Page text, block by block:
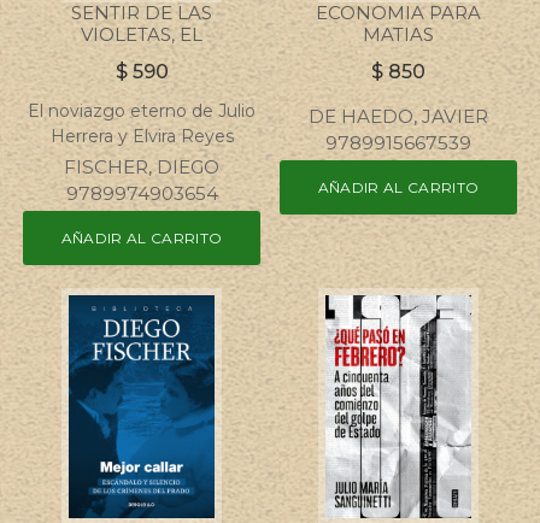
SENTIR DE LAS
VIOLETAS, EL
$ 590
El noviazgo eterno de Julio
Herrera y Elvira Reyes
FISCHER, DIEGO
9789974903654
AÑADIR AL CARRITO
ECONOMIA PARA
MATIAS
$850
DE HAEDO, JAVIER
9789915667539
AÑADIR AL CARRITO